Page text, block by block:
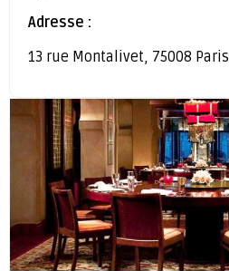
Adresse :
13 rue Montalivet, 75008 Paris